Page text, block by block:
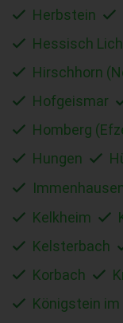
Herbstein
Hessisch
Hirschhorn
Hofgeismar
Homberg
Hungen
Kelkheim
Kelsterbach
Korbach
Königstein im